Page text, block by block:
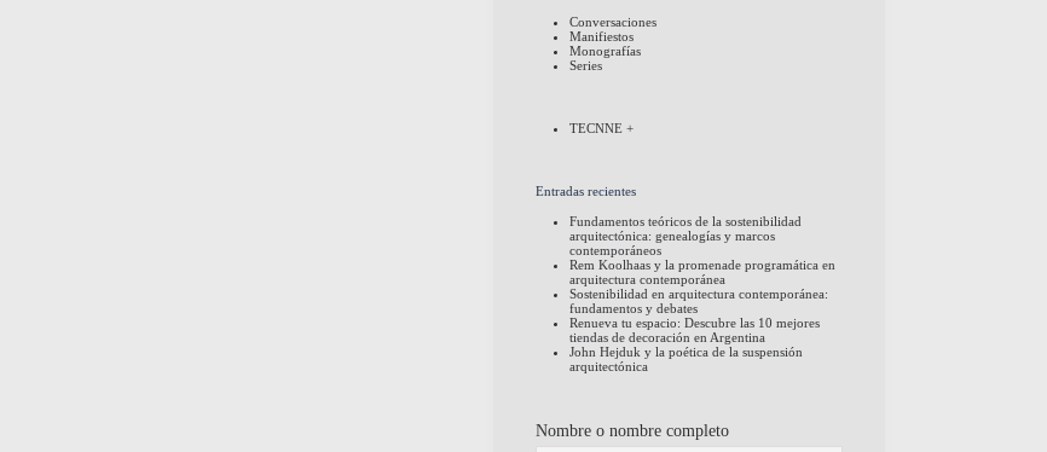
Conversaciones
Manifiestos
Monografías
Series
TECNNE +
Entradas recientes
Fundamentos teóricos de la sostenibilidad
arquitectónica: genealogías y marcos
contemporáneos
Rem Koolhaas y la promenade programática en
arquitectura contemporánea
Sostenibilidad en arquitectura contemporánea:
fundamentos y debates
Renueva tu espacio: Descubre las 10 mejores
tiendas de decoración en Argentina
John Hejduk y la poética de la suspensión
arquitectónica
Nombre o nombre completo